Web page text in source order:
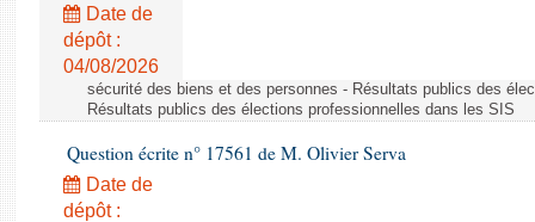
Date de
dépôt :
04/08/2026
sécurité des biens et des personnes - Résultats publics des
Résultats publics des élections professionnelles dans les SIS
Question écrite n° 17561 de M. Olivier Serva
Date de
dépôt :